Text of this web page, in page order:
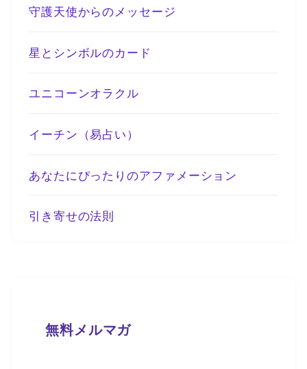
守護天使からのメッセージ
星とシンボルのカード
ユニコーンオラクル
イーチン（易占い）
あなたにぴったりのアファメーション
引き寄せの法則
無料メルマガ